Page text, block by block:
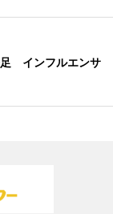
足 インフルエンサ